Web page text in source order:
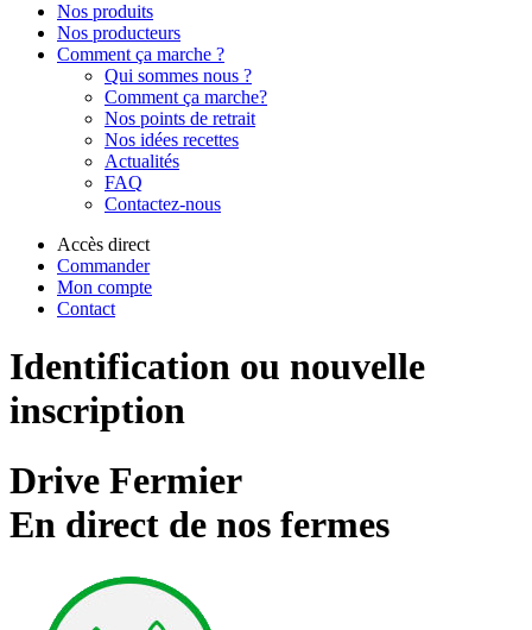
Nos produits
Nos producteurs
Comment ça marche ?
Qui sommes nous ?
Comment ça marche?
Nos points de retrait
Nos idées recettes
Actualités
FAQ
Contactez-nous
Accès direct
Commander
Mon compte
Contact
Identification ou nouvelle
inscription
Drive Fermier
En direct de nos fermes